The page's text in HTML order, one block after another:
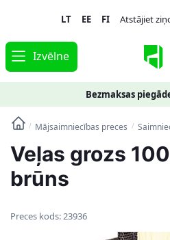
navigation
content
LT EE FI Atstājiet
Izvēlne
Bezmaksas
/ Mājsaimniecības preces /
Veļas grozs
brūns
Preces kods:23936